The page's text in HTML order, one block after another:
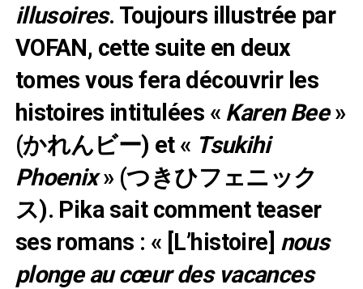
illusoires. Toujours illustrée par
VOFAN, cette suite en deux
tomes vous fera découvrir les
histoires intitulées « Karen Bee»
(かれんビー) et « Tsukihi
Phoenix» (つきひフェニック
ス). Pika sait comment teaser
ses romans : « [L’histoire] nous
plonge au cœur des vacances